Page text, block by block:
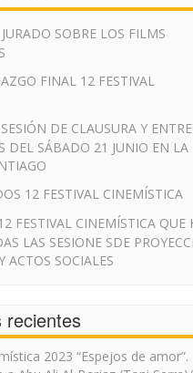
SOBRE LOS FILMS
FINAL 12 FESTIVAL
DE CLAUSURA Y
DEL SÁBADO 21 JUNIO EN LA
12 FESTIVAL CINEMÍSTICA
FESTIVAL CINEMÍSTICA QUE
LAS SESIONE SDE
ACTOS SOCIALES
recientes
2023 “Espejos de amor”.